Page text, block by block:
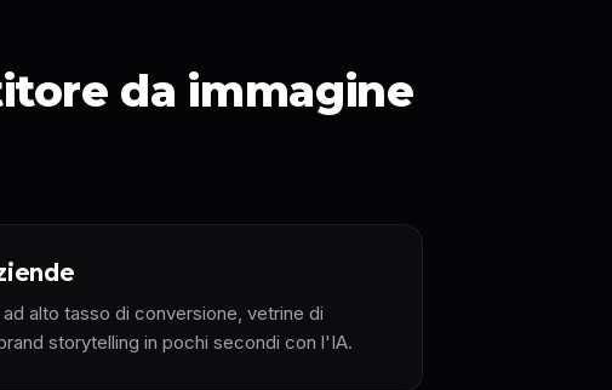
da immagine
alto tasso di conversione, vetrine di
storytelling in pochi secondi con l'IA.